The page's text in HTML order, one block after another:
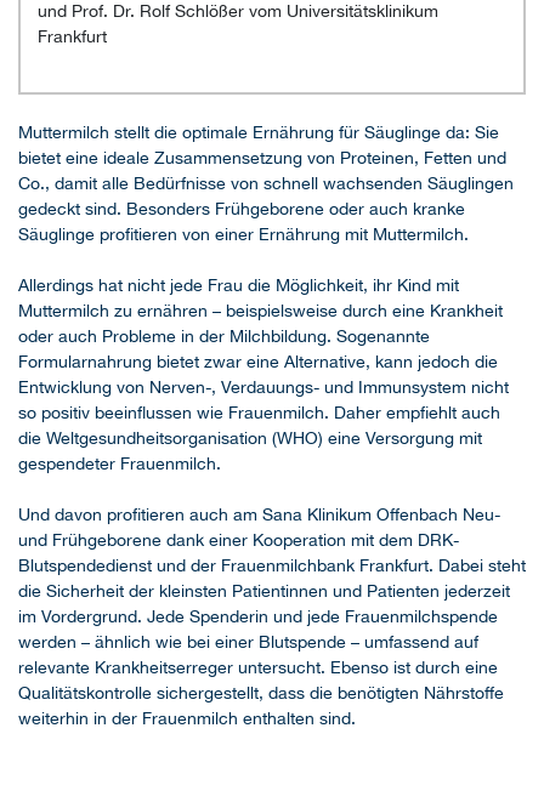
und Prof. Dr. Rolf Schlößer vom Universitätsklinikum
Frankfurt
Muttermilch stellt die optimale Ernährung für Säuglinge da: Sie
bietet eine ideale Zusammensetzung von Proteinen, Fetten und
Co., damit alle Bedürfnisse von schnell wachsenden Säuglingen
gedeckt sind. Besonders Frühgeborene oder auch kranke
Säuglinge profitieren von einer Ernährung mit Muttermilch.
Allerdings hat nicht jede Frau die Möglichkeit, ihr Kind mit
Muttermilch zu ernähren – beispielsweise durch eine Krankheit
oder auch Probleme in der Milchbildung. Sogenannte
Formularnahrung bietet zwar eine Alternative, kann jedoch die
Entwicklung von Nerven-, Verdauungs- und Immunsystem nicht
so positiv beeinflussen wie Frauenmilch. Daher empfiehlt auch
die Weltgesundheitsorganisation (WHO) eine Versorgung mit
gespendeter Frauenmilch.
Und davon profitieren auch am Sana Klinikum Offenbach Neu-
und Frühgeborene dank einer Kooperation mit dem DRK-
Blutspendedienst und der Frauenmilchbank Frankfurt. Dabei steht
die Sicherheit der kleinsten Patientinnen und Patienten jederzeit
im Vordergrund. Jede Spenderin und jede Frauenmilchspende
werden – ähnlich wie bei einer Blutspende – umfassend auf
relevante Krankheitserreger untersucht. Ebenso ist durch eine
Qualitätskontrolle sichergestellt, dass die benötigten Nährstoffe
weiterhin in der Frauenmilch enthalten sind.